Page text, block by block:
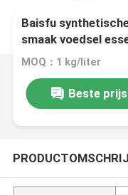
Baisfu
smaak voedsel
MOQ：1 kg/liter
Beste prijs